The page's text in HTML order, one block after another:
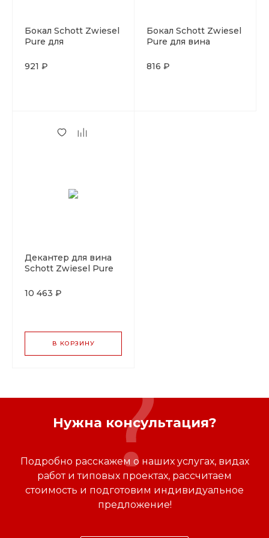
Бокал Schott Zwiesel
Pure для
хрустальное стекло,
921 ₽
Бокал Schott Zwiesel
Pure для вина
хрустальное стекло,
816 ₽
Декантер для вина
Schott Zwiesel Pure
стекло, Германия
10 463 ₽
В КОРЗИНУ
Нужна консультация?
Подробно расскажем о наших услугах, видах
работ и типовых проектах, рассчитаем
стоимость и подготовим индивидуальное
предложение!